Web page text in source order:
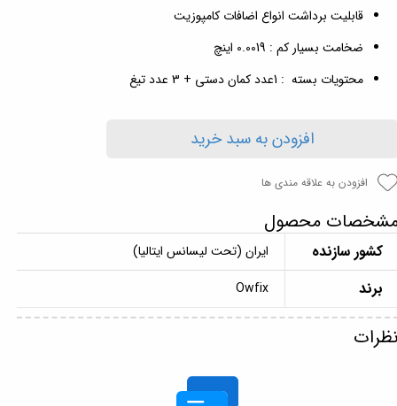
قابلیت برداشت انواع اضافات کامپوزیت
ضخامت بسیار کم : 0.0019 اینچ
محتویات بسته : 1عدد کمان دستی + 3 عدد تیغ
افزودن به سبد خرید
افزودن به علاقه مندی ها
محصول
کشور سازنده ایران (تحت لیسانس ایتالیا)
برند Owfix